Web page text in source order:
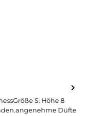
S: Höhe 8
Düfte